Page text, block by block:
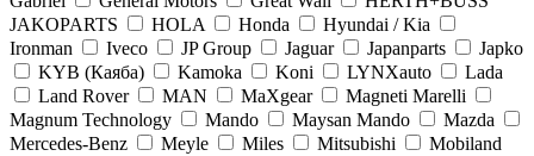
JAKOPARTS
HOLA Honda
Hyundai / Kia
Ironman
Iveco JP Group Jaguar Japanparts
Japko
KYB (Каяба)
Kamoka Koni LYNXauto
Lada
Land Rover
MAN MaXgear
Magneti Marelli
Magnum Technology
Mando Maysan Mando
Mazda
Mercedes-Benz
Meyle Miles Mitsubishi
Mobiland